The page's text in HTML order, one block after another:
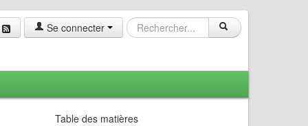
Se connecter
Table des matières